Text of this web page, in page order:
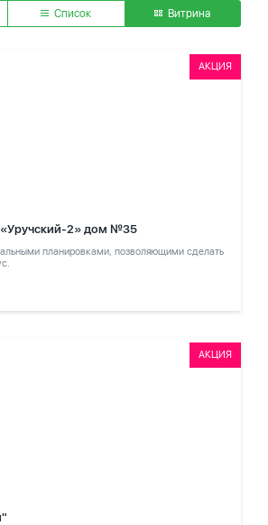
Список Витрина
АКЦИЯ
2» дом №35
планировками, позволяющими сделать
АКЦИЯ